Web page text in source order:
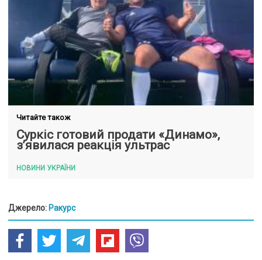
Читайте також
Суркіс готовий продати «Динамо»,
з’явилася реакція ультрас
НОВИНИ УКРАЇНИ
Джерело: Ракурс